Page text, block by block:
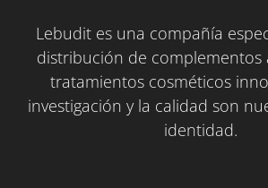
Lebudit es una compañía
distribución de complementos
tratamientos cosméticos
investigación y la calidad son
identidad.